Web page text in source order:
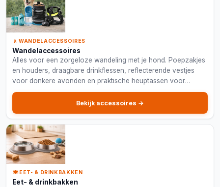
🚶 WANDELACCESSOIRES
Wandelaccessoires
Alles voor een zorgeloze wandeling met je hond. Poepzakjes
en houders, draagbare drinkflessen, reflecterende vestjes
voor donkere avonden en praktische heuptassen voor
snacks en sleutels.
Bekijk accessoires →
🍽️ EET- & DRINKBAKKEN
Eet- & drinkbakken